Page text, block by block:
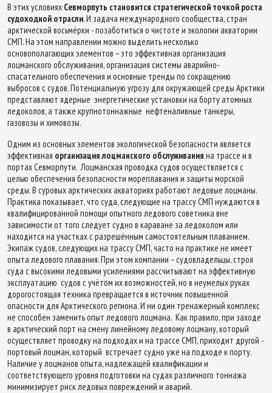
В этих условиях Севморпуть становится стратегической точкой роста
судоходной отрасли. И задача международного сообщества, стран
арктической восьмёрки - позаботиться о чистоте и экологии акватории
СМП. На этом направлении можно выделить несколько
основополагающих элементов – это эффективная организация
лоцманского обслуживания, организация системы аварийно-
спасательного обеспечения и основные тренды по сокращению
выбросов с судов. Потенциальную угрозу для окружающей среды Арктики
представляют ядерные энергетические установки на борту атомных
ледоколов, а также крупнотоннажные нефтеналивные танкеры,
газовозы и химовозы.
Одним из основных элементов экологической безопасности является
эффективная организация лоцманского обслуживания на трассе и в
портах Севморпути. Лоцманская проводка судов осуществляется с
целью обеспечения безопасности мореплавания и защиты морской
среды. В суровых арктических акваториях работают ледовые лоцманы.
Практика показывает, что суда, следующие на трассу СМП нуждаются в
квалифицированной помощи опытного ледового советника вне
зависимости от того следует судно в караване за ледоколом или
находится на участках с разрешённым самостоятельным плаванием.
Экипаж судов, следующих на трассу СМП, часто на практике не имеет
опыта ледового плавания. При этом компании – судовладельцы, строя
суда с высокими ледовыми усилениями рассчитывают на эффективную
эксплуатацию судов с учётом их возможностей, но в неумелых руках
дорогостоящая техника превращается в источник повышенной
опасности для Арктического региона. И ни один тренажерный комплекс
не способен заменить опыт ледового лоцмана. Как правило, при заходе
в арктический порт на смену линейному ледовому лоцману, который
осуществляет проводку на подходах и на трассе СМП, приходит другой -
портовый лоцман, который встречает судно уже на подходе к порту.
Наличие у лоцманов опыта, надлежащей квалификации и
соответствующего уровня подготовки на судах различного тоннажа
минимизирует риск ледовых повреждений и аварий.